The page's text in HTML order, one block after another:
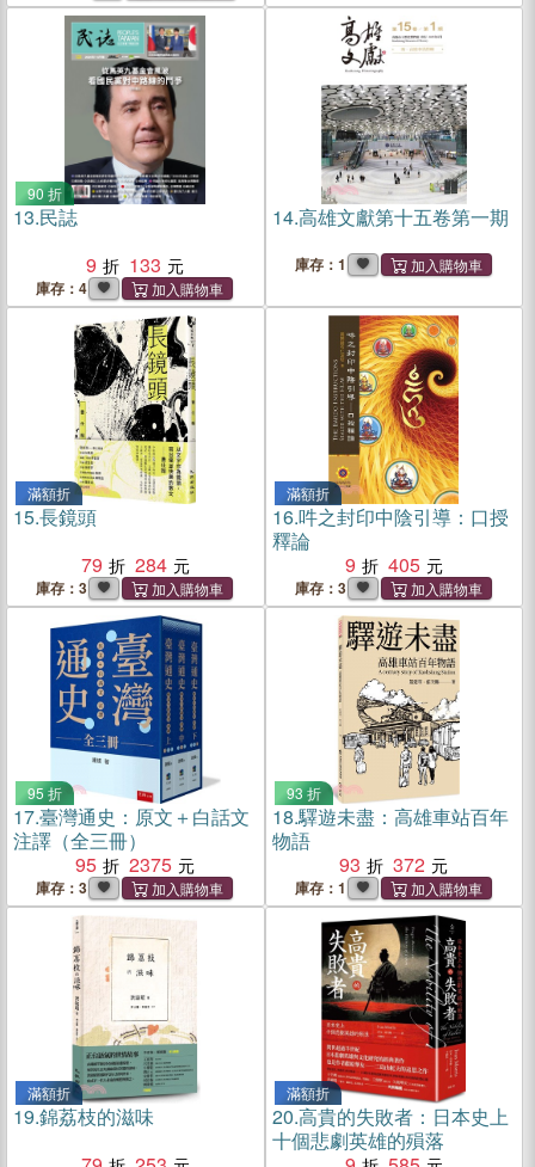
90 折
13.民誌
9
133
庫存：4
14.高雄文獻第十五卷第一期
庫存：1
滿額折
15.長鏡頭
79
284
庫存：3
滿額折
16.吽之封印中陰引導：口授
釋論
9
405
庫存：3
95 折
17.臺灣通史：原文＋白話文
注譯（全三冊）
95
2375
庫存：3
93 折
18.驛遊未盡：高雄車站百年
物語
93
372
庫存：1
滿額折
19.錦荔枝的滋味
滿額折
20.高貴的失敗者：日本史上
十個悲劇英雄的殞落